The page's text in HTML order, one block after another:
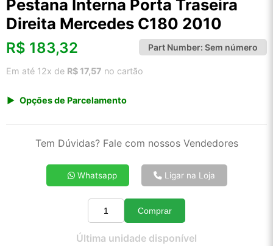
Pestana Interna Porta Traseira
Direita Mercedes C180 2010
R$ 183,32 Part Number: Sem número
Em até 12x de R$ 17,57 no cartão
Opções de Parcelamento
2x de R$ 98,26
4x de R$ 49,84
5x de R$ 40,15
Tem Dúvidas? Fale com nossos Vendedores
Whatsapp Ligar na Loja
Quantidade
Comprar
Última unidade disponível